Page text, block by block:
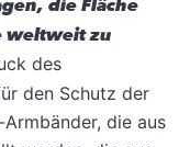
die Fläche
weltweit zu
des
den Schutz der
die aus